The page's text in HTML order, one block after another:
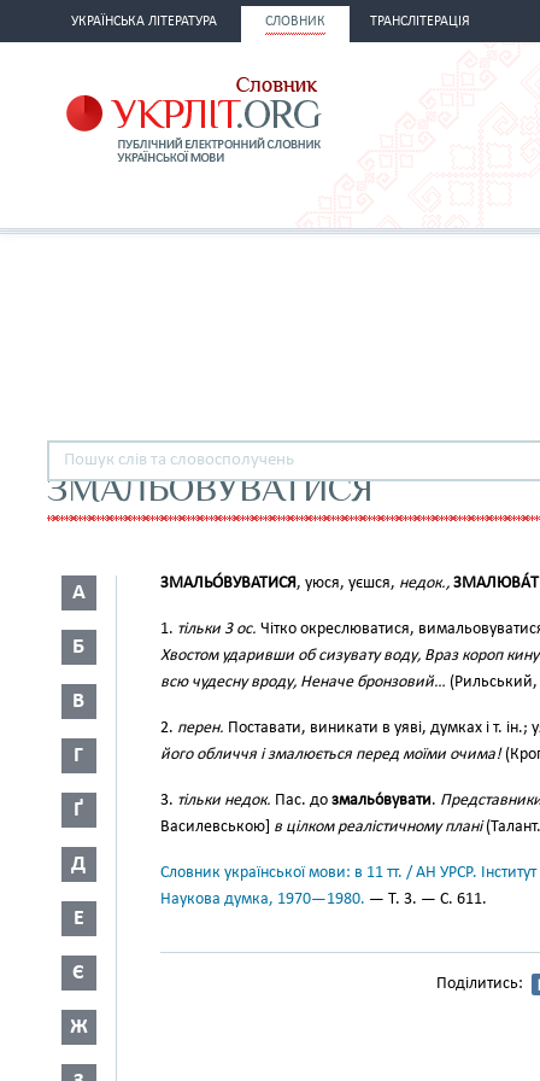
УКРАЇНСЬКА ЛІТЕРАТУРА СЛОВНИК ТРАНСЛІТЕРАЦІЯ
ЗМАЛЬОВУВАТИСЯ
А
Б
В
Г
Ґ
Д
Е
Є
Ж
ЗМАЛЬО́ВУВАТИСЯ, уюся, уєшся, недок.,
1. тільки 3 ос. Чітко окреслюватися,
Хвостом ударивши об сизувату воду, Враз короп
всю чудесну вроду, Неначе бронзовий…
2. перен. Поставати, виникати в уяві, думках і т. ін.;
його обличчя і змалюється перед моїми очима!
3. тільки недок. Пас. до змальо́вувати.
Василевською] в цілком реалістичному плані
Словник української мови: в 11 тт. / АН УРСР.
Наукова думка, 1970—1980. — Т. 3. — С. 611.
Поділитись: